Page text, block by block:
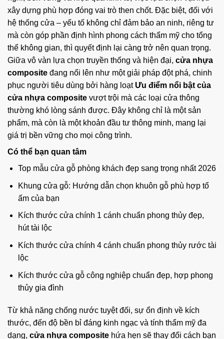
xây dựng phù hợp đóng vai trò then chốt. Đặc biệt, đối với
hệ thống cửa – yếu tố không chỉ đảm bảo an ninh, riêng tư
mà còn góp phần định hình phong cách thẩm mỹ cho tổng
thể không gian, thì quyết định lại càng trở nên quan trọng.
Giữa vô vàn lựa chọn truyền thống và hiện đại, cửa nhựa
composite đang nổi lên như một giải pháp đột phá, chinh
phục người tiêu dùng bởi hàng loạt Ưu điểm nổi bật của
cửa nhựa composite vượt trội mà các loại cửa thông
thường khó lòng sánh được. Đây không chỉ là một sản
phẩm, mà còn là một khoản đầu tư thông minh, mang lại
giá trị bền vững cho mọi công trình.
Có thể bạn quan tâm
Top mẫu cửa gỗ phòng khách đẹp sang trọng nhất 2026
Khung cửa gỗ: Hướng dẫn chọn khuôn gỗ phù hợp tổ
ấm của bạn
Kích thước cửa chính 1 cánh chuẩn phong thủy đẹp,
hút tài lộc
Kích thước cửa chính 4 cánh chuẩn phong thủy rước tài
lộc
Kích thước cửa gỗ công nghiệp chuẩn đẹp, hợp phong
thủy gia đình
Từ khả năng chống nước tuyệt đối, sự ổn định về kích
thước, đến độ bền bỉ đáng kinh ngạc và tính thẩm mỹ đa
dạng, cửa nhựa composite hứa hẹn sẽ thay đổi cách bạn